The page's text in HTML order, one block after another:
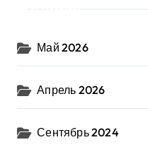
Май 2026
Апрель 2026
Сентябрь 2024